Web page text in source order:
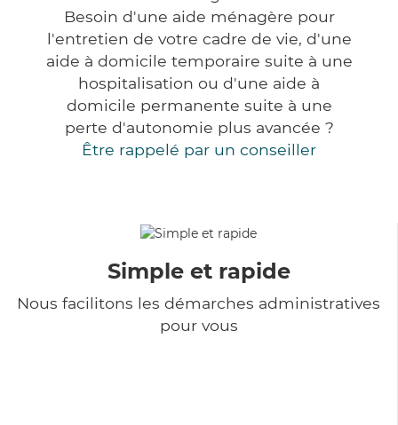
Besoin d'une aide ménagère pour
l'entretien de votre cadre de vie, d'une
aide à domicile temporaire suite à une
hospitalisation ou d'une aide à
domicile permanente suite à une
perte d'autonomie plus avancée ?
Être rappelé par un conseiller
Simple et rapide
Nous facilitons les démarches administratives
pour vous